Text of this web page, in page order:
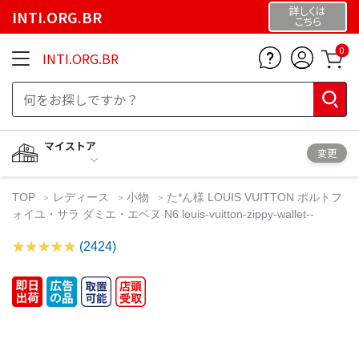
INTI.ORG.BR 詳しくは
こちら
INTI.ORG.BR 0
マイストア
変更
TOP レディース 小物
た*ん様 LOUIS VUITTON ポルトフ
ォイユ・サラ ダミエ・エベヌ N6 louis-vuitton-zippy-wallet--
(2424)